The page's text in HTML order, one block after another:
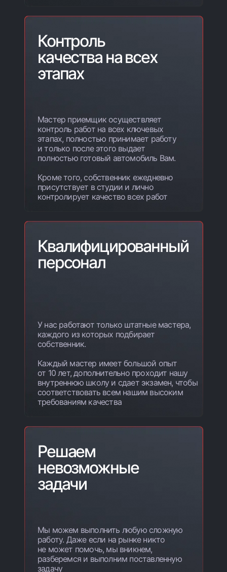
Мы можем выполнить любую сложную
работу. Даже если на рынке никто
не может помочь, мы вникнем,
разберемся и выполним поставленную
задачу
Контроль
качества на всех
этапах
Мастер приемщик осуществляет
контроль работ на всех ключевых
этапах, полностью принимает работу
и только после этого выдает
полностью готовый автомобиль Вам.
Кроме того, собственник ежедневно
присутствует в студии и лично
контролирует качество всех работ
У нас работают только штатные мастера,
каждого из которых подбирает
собственник.
Каждый мастер имеет большой опыт
от 10 лет, дополнительно проходит нашу
внутреннюю школу и сдает экзамен, чтобы
соответствовать всем нашим высоким
требованиям качества
Квалифицированный
персонал
Решаем
невозможные
задачи